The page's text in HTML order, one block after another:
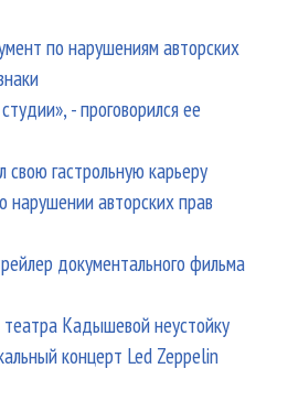
по нарушениям авторских
- проговорился ее
свою гастрольную карьеру
нарушении авторских прав
документального фильма
Кадышевой неустойку
концерт Led Zeppelin